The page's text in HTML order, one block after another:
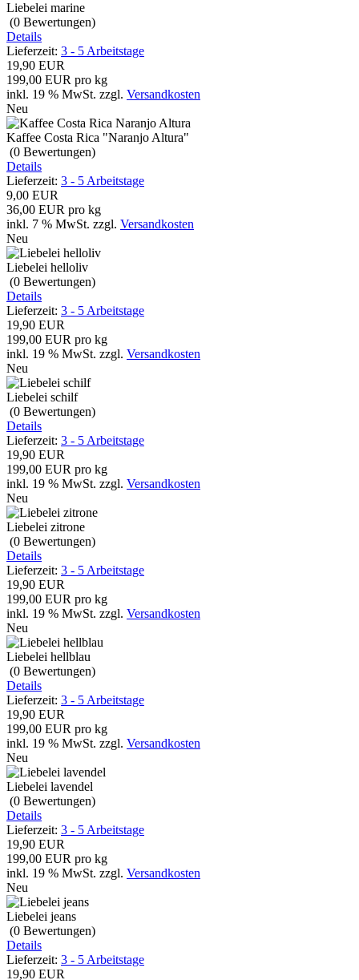
Liebelei marine
(0 Bewertungen)
Details
Lieferzeit: 3 - 5 Arbeitstage
19,90 EUR
199,00 EUR pro kg
inkl. 19 % MwSt. zzgl. Versandkosten
Neu
Kaffee Costa Rica "Naranjo Altura"
(0 Bewertungen)
Details
Lieferzeit: 3 - 5 Arbeitstage
9,00 EUR
36,00 EUR pro kg
inkl. 7 % MwSt. zzgl. Versandkosten
Neu
Liebelei helloliv
(0 Bewertungen)
Details
Lieferzeit: 3 - 5 Arbeitstage
19,90 EUR
199,00 EUR pro kg
inkl. 19 % MwSt. zzgl. Versandkosten
Neu
Liebelei schilf
(0 Bewertungen)
Details
Lieferzeit: 3 - 5 Arbeitstage
19,90 EUR
199,00 EUR pro kg
inkl. 19 % MwSt. zzgl. Versandkosten
Neu
Liebelei zitrone
(0 Bewertungen)
Details
Lieferzeit: 3 - 5 Arbeitstage
19,90 EUR
199,00 EUR pro kg
inkl. 19 % MwSt. zzgl. Versandkosten
Neu
Liebelei hellblau
(0 Bewertungen)
Details
Lieferzeit: 3 - 5 Arbeitstage
19,90 EUR
199,00 EUR pro kg
inkl. 19 % MwSt. zzgl. Versandkosten
Neu
Liebelei lavendel
(0 Bewertungen)
Details
Lieferzeit: 3 - 5 Arbeitstage
19,90 EUR
199,00 EUR pro kg
inkl. 19 % MwSt. zzgl. Versandkosten
Neu
Liebelei jeans
(0 Bewertungen)
Details
Lieferzeit: 3 - 5 Arbeitstage
19,90 EUR